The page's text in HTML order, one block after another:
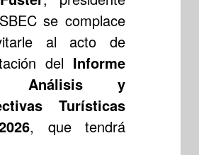
se complace
al acto de
del Informe
Análisis y
Turísticas
, que tendrá